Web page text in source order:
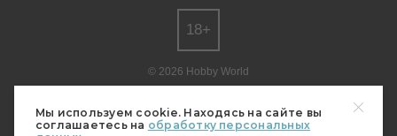
Мы используем cookie. Находясь на сайте вы
соглашаетесь на обработку персональных
© 2026 Hobby World
редакции.
Мнение авторов может не совпадать с мнением редакции.
18+